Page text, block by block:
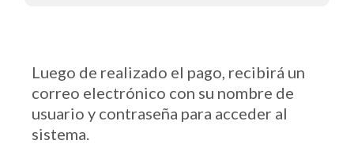
Luego de realizado el pago, recibirá un
correo electrónico con su nombre de
usuario y contraseña para acceder al
sistema.